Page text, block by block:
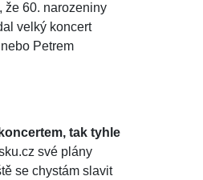
že 60. narozeniny
velký koncert
Petrem
tak tyhle
své plány
se chystám slavit